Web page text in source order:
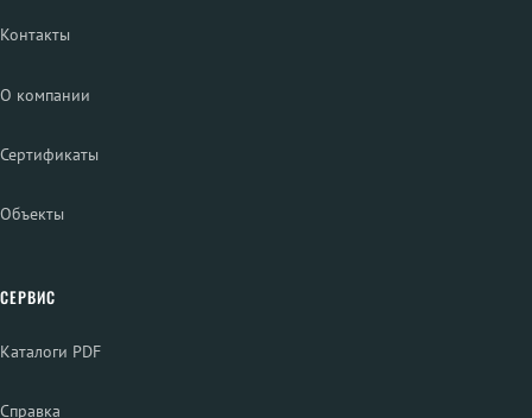
Контакты
О компании
Сертификаты
Объекты
СЕРВИС
Каталоги PDF
Справка